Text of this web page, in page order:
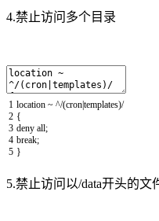
4.禁止访问多个目录
1
2
3
4
5
location ~ ^/(crontemplates)/
{
deny all;
break;
}
5.禁止访问以/data开头的文